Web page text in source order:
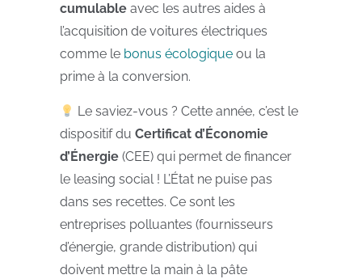
cumulable avec les autres aides à
l’acquisition de voitures électriques
comme le bonus écologique ou la
prime à la conversion.
Le saviez-vous ? Cette année, c’est le
dispositif du Certificat d’Économie
d’Énergie (CEE) qui permet de financer
le leasing social ! L’État ne puise pas
dans ses recettes. Ce sont les
entreprises polluantes (fournisseurs
d’énergie, grande distribution) qui
doivent mettre la main à la pâte